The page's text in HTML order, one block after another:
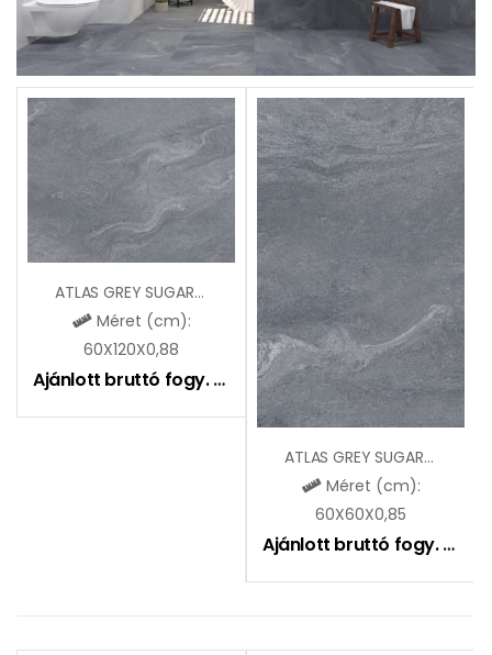
ATLAS GREY SUGAR LAPPATO
Méret (cm):
60X120X0,88
Ajánlott bruttó fogy. ár: 11190Ft
ATLAS GREY SUGAR LAPPATO
Méret (cm):
60X60X0,85
Ajánlott bruttó fogy. ár: